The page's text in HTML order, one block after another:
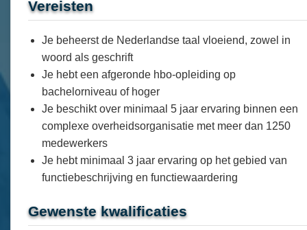
Vereisten
Je beheerst de Nederlandse taal vloeiend, zowel in
woord als geschrift
Je hebt een afgeronde hbo-opleiding op
bachelorniveau of hoger
Je beschikt over minimaal 5 jaar ervaring binnen een
complexe overheidsorganisatie met meer dan 1250
medewerkers
Je hebt minimaal 3 jaar ervaring op het gebied van
functiebeschrijving en functiewaardering
Gewenste kwalificaties